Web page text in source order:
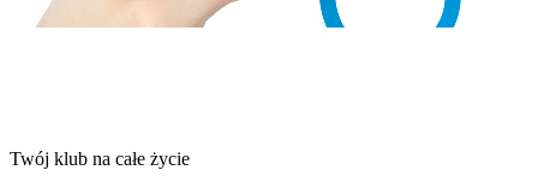
Twój klub na całe życie